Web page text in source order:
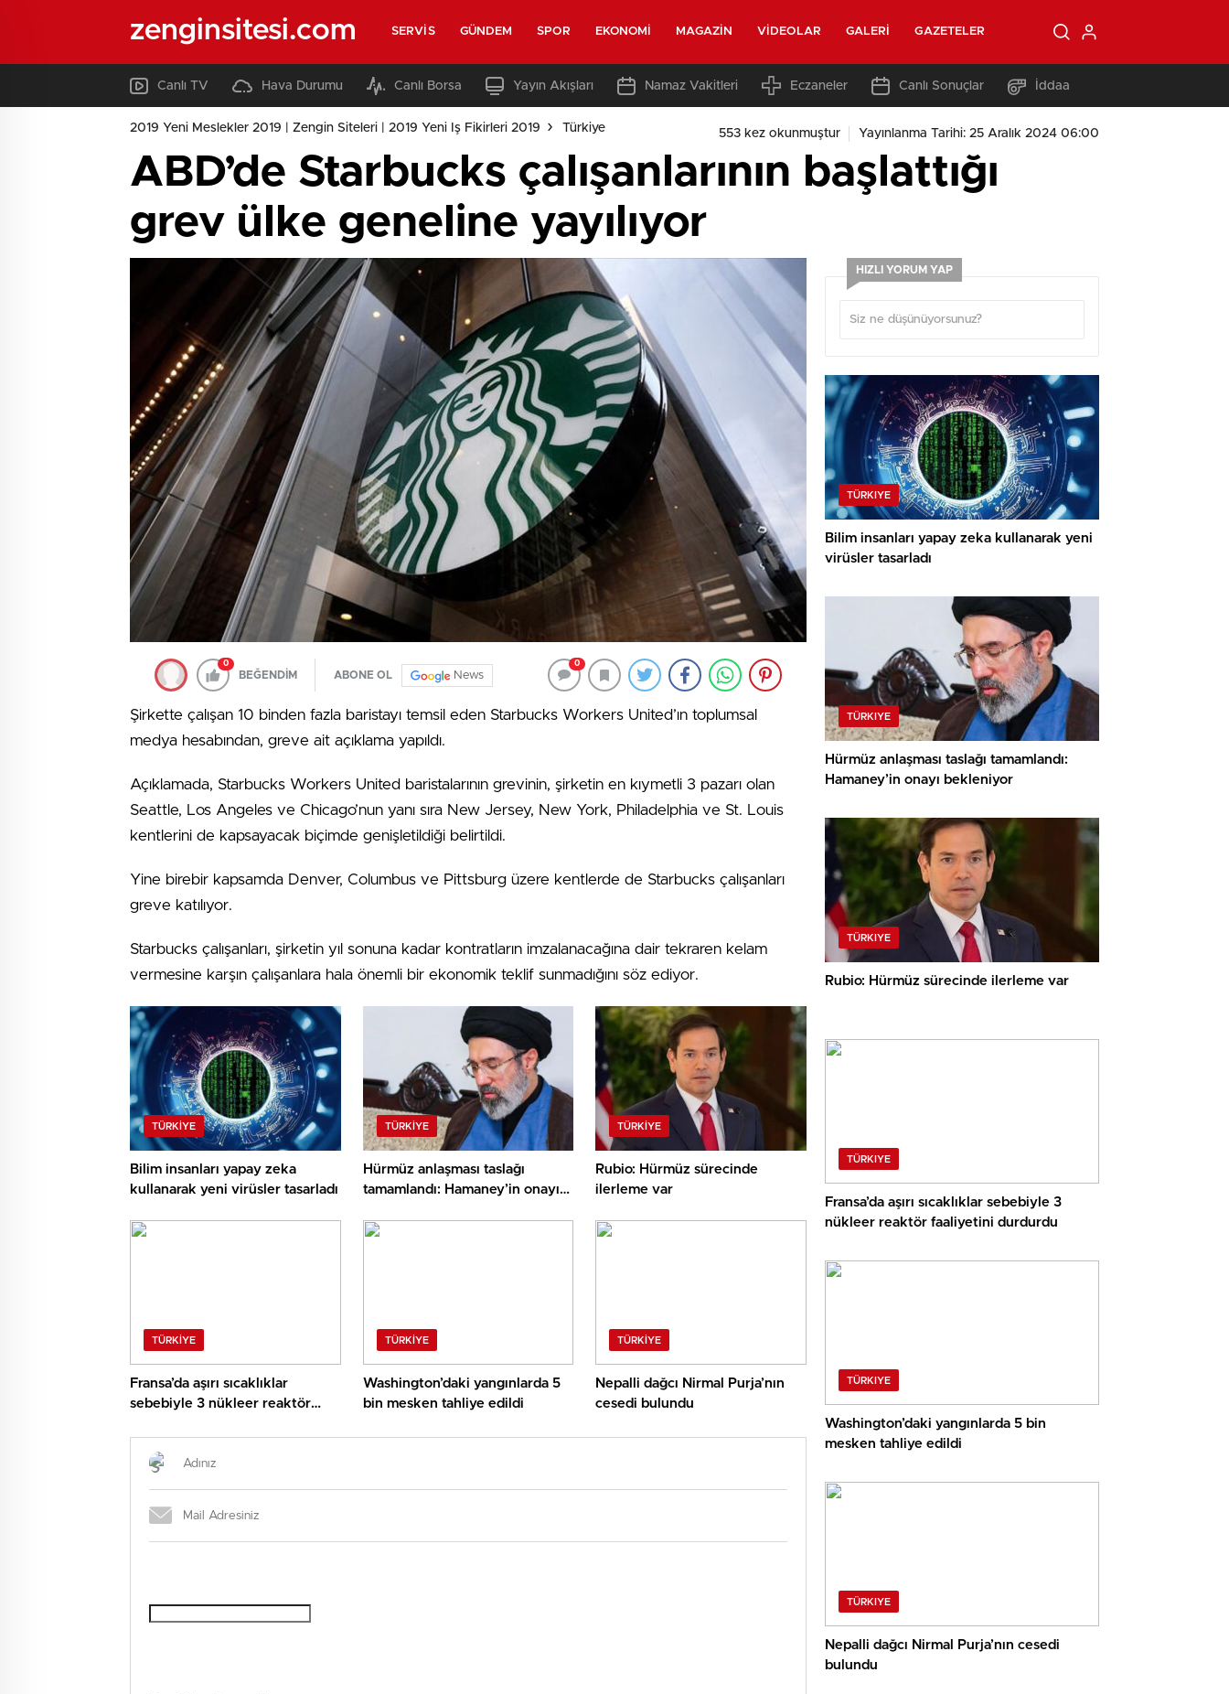
zenginsitesi.com SERVIS GÜNDEM SPOR EKONOMI MAGAZIN VIDEOLAR GALERI GAZETELER
Canlı TV Hava Durumu Canlı Borsa Yayın Akışları Namaz Vakitleri Eczaneler Canlı Sonuçlar İddaa
2019 Yeni Meslekler 2019 | Zengin Siteleri | 2019 Yeni Iş Fikirleri 2019 Türkiye 553 kez okunmuştur Yayınlanma Tarihi: 25 Aralık 2024 06:00
ABD’de Starbucks çalışanlarının başlattığı
grev ülke geneline yayılıyor
0
BEĞENDİM ABONE OL News
0
Şirkette çalışan 10 binden fazla baristayı temsil eden Starbucks Workers United’ın toplumsal
medya hesabından, greve ait açıklama yapıldı.
Açıklamada, Starbucks Workers United baristalarının grevinin, şirketin en kıymetli 3 pazarı olan
Seattle, Los Angeles ve Chicago’nun yanı sıra New Jersey, New York, Philadelphia ve St. Louis
kentlerini de kapsayacak biçimde genişletildiği belirtildi.
Yine birebir kapsamda Denver, Columbus ve Pittsburg üzere kentlerde de Starbucks çalışanları
greve katılıyor.
Starbucks çalışanları, şirketin yıl sonuna kadar kontratların imzalanacağına dair tekraren kelam
vermesine karşın çalışanlara hala önemli bir ekonomik teklif sunmadığını söz ediyor.
TÜRKIYE
Bilim insanları yapay zeka
kullanarak yeni virüsler tasarladı
TÜRKIYE
Hürmüz anlaşması taslağı
tamamlandı: Hamaney’in onayı
TÜRKIYE
Rubio: Hürmüz sürecinde
ilerleme var
TÜRKIYE
Fransa’da aşırı sıcaklıklar
sebebiyle 3 nükleer reaktör
TÜRKIYE
Washington’daki yangınlarda 5
bin mesken tahliye edildi
TÜRKIYE
Nepalli dağcı Nirmal Purja’nın
cesedi bulundu
HIZLI YORUM YAP
TÜRKIYE
Bilim insanları yapay zeka kullanarak yeni
virüsler tasarladı
TÜRKIYE
Hürmüz anlaşması taslağı tamamlandı:
Hamaney’in onayı bekleniyor
TÜRKIYE
Rubio: Hürmüz sürecinde ilerleme var
TÜRKIYE
Fransa’da aşırı sıcaklıklar sebebiyle 3
nükleer reaktör faaliyetini durdurdu
TÜRKIYE
Washington’daki yangınlarda 5 bin
mesken tahliye edildi
TÜRKIYE
Nepalli dağcı Nirmal Purja’nın cesedi
bulundu